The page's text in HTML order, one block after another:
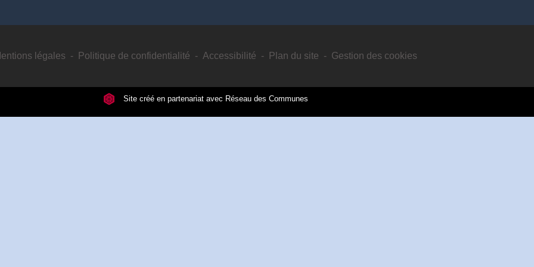
légales - Politique de confidentialité - Accessibilité - Plan du site - Gestion des cookies
Site créé en partenariat avec Réseau des Communes